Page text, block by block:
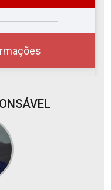
e horário para
você?
07